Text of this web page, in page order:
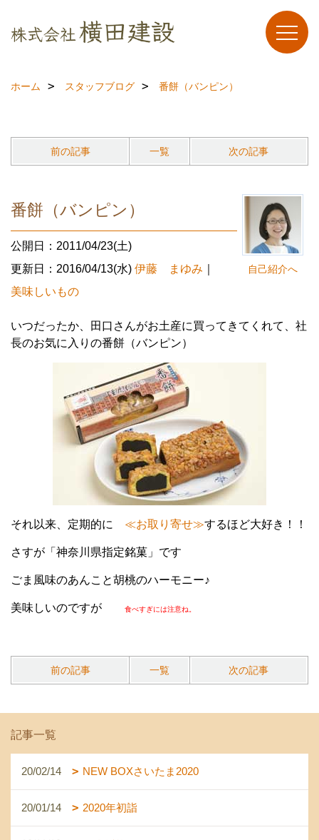
ホーム スタッフブログ 番餅（バンピン）
前の記事 一覧 次の記事
自己紹介へ
番餅（バンピン）
公開日：2011/04/23(土)
更新日：2016/04/13(水) 伊藤 まゆみ
美味しいもの
いつだったか、田口さんがお土産に買ってきてくれて、社
長のお気に入りの番餅（バンピン）
それ以来、定期的に ≪お取り寄せ≫するほど大好き！！
さすが「神奈川県指定銘菓」です
ごま風味のあんこと胡桃のハーモニー♪
美味しいのですが 食べすぎには注意ね。
前の記事 一覧 次の記事
記事一覧
20/02/14 NEW BOXさいたま2020
20/01/14 2020年初詣